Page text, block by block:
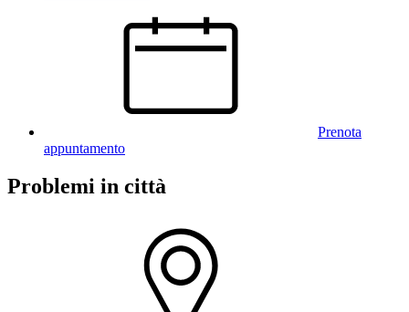
Prenota
appuntamento
Problemi in città